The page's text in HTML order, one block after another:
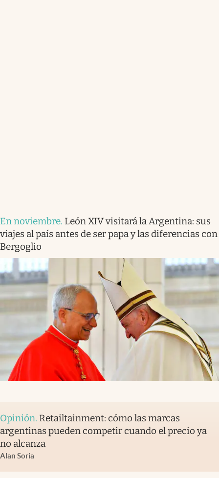
En noviembre. León XIV visitará la Argentina: sus
viajes al país antes de ser papa y las diferencias con
Bergoglio
Opinión. Retailtainment: cómo las marcas
argentinas pueden competir cuando el precio ya
no alcanza
Alan Soria